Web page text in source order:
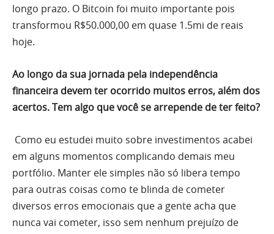
longo prazo. O Bitcoin foi muito importante pois
transformou R$50.000,00 em quase 1.5mi de reais
hoje.
Ao longo da sua jornada pela independência
financeira devem ter ocorrido muitos erros, além dos
acertos. Tem algo que você se arrepende de ter feito?
Como eu estudei muito sobre investimentos acabei
em alguns momentos complicando demais meu
portfólio. Manter ele simples não só libera tempo
para outras coisas como te blinda de cometer
diversos erros emocionais que a gente acha que
nunca vai cometer, isso sem nenhum prejuízo de